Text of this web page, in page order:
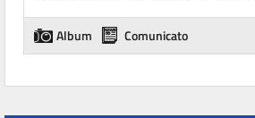
Album Comunicato